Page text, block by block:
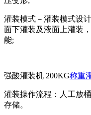
灌装模式－灌装模式设
面下灌装及液面上灌装
能;
强酸灌装机 200KG称重
灌装操作流程：人工放
存储。